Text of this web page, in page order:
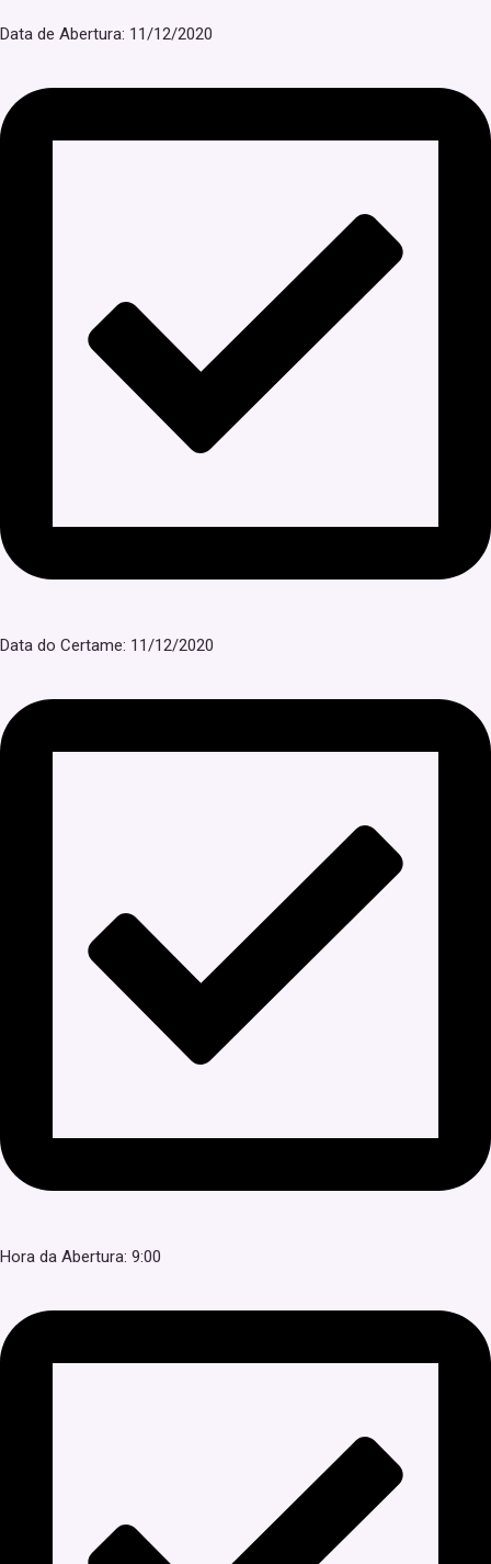
Data de Abertura: 11/12/2020
Data do Certame: 11/12/2020
Hora da Abertura: 9:00